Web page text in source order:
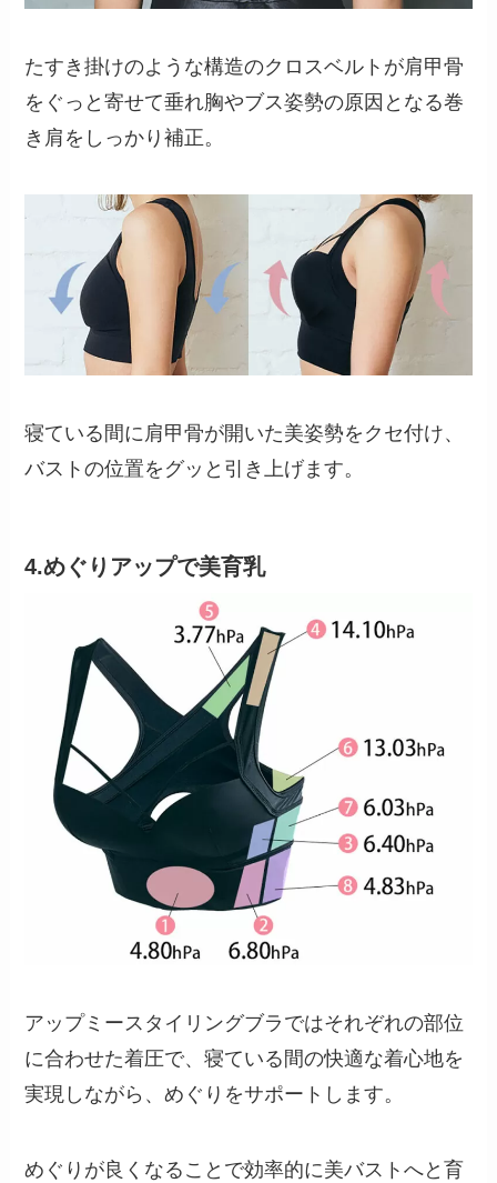
たすき掛けのような構造のクロスベルトが肩甲骨
をぐっと寄せて垂れ胸やブス姿勢の原因となる巻
き肩をしっかり補正。
寝ている間に肩甲骨が開いた美姿勢をクセ付け、
バストの位置をグッと引き上げます。
4.めぐりアップで美育乳
アップミースタイリングブラではそれぞれの部位
に合わせた着圧で、寝ている間の快適な着心地を
実現しながら、めぐりをサポートします。
めぐりが良くなることで効率的に美バストへと育